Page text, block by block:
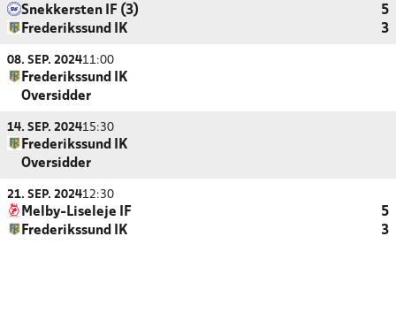
Snekkersten IF (3)
5
Frederikssund IK
3
08. SEP. 202411:00
Frederikssund IK
Oversidder
14. SEP. 202415:30
Frederikssund IK
Oversidder
21. SEP. 202412:30
Melby-Liseleje IF
5
Frederikssund IK
3